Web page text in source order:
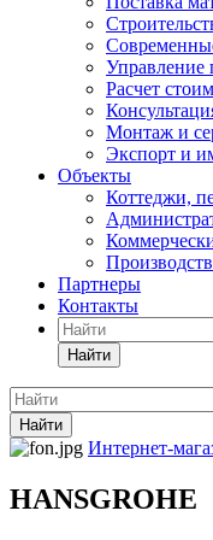
Управление
Расчет
Монтаж и
Экспорт и
Объекты
Коттеджи,
Партнеры
Контакты
Найти
Найти
Интернет-
HANSGROHE